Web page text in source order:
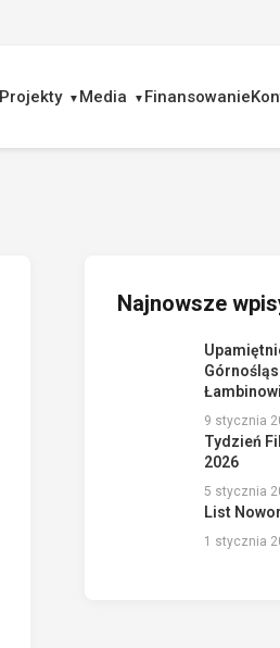
Projekty Media Finansowanie
Najnowsze
9 stycznia
Tydzień
2026
5 stycznia
List
1 stycznia